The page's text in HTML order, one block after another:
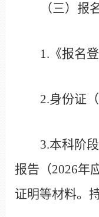
（三）报
1. 《报名
2.身份证
3.本科阶
报告（2026年
证明等材料。